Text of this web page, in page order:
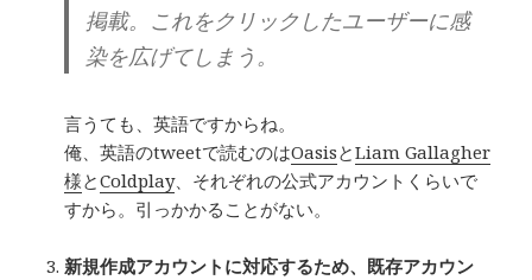
掲載。これをクリックしたユーザーに感
染を広げてしまう。
言うても、英語ですからね。
俺、英語のtweetで読むのはOasisとLiam Gallagher
様とColdplay、それぞれの公式アカウントくらいで
すから。引っかかることがない。
新規作成アカウントに対応するため、既存アカウン